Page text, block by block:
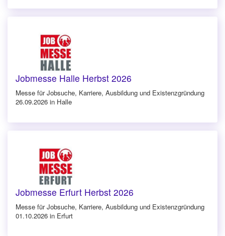
Jobmesse Halle Herbst 2026
Messe für Jobsuche, Karriere, Ausbildung und Existenzgründung
26.09.2026 in Halle
Jobmesse Erfurt Herbst 2026
Messe für Jobsuche, Karriere, Ausbildung und Existenzgründung
01.10.2026 in Erfurt